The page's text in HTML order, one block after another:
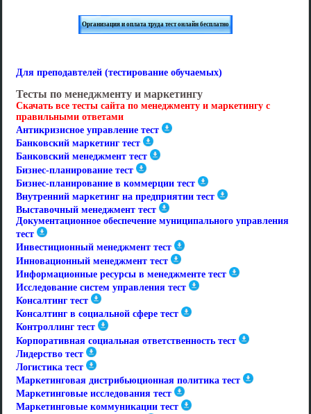
Организация и оплата труда тест онлайн бесплатно
Для преподавтелей (тестирование обучаемых)
Тесты по менеджменту и маркетингу
Скачать все тесты сайта по менеджменту и маркетингу с
правильными ответами
Антикризисное управление тест
Банковский маркетинг тест
Банковский менеджмент тест
Бизнес-планирование тест
Бизнес-планирование в коммерции тест
Внутренний маркетинг на предприятии тест
Выставочный менеджмент тест
Документационное обеспечение муниципального управления
тест
Инвестиционный менеджмент тест
Инновационный менеджмент тест
Информационные ресурсы в менеджменте тест
Исследование систем управления тест
Консалтинг тест
Консалтинг в социальной сфере тест
Контроллинг тест
Корпоративная социальная ответственность тест
Лидерство тест
Логистика тест
Маркетинговая дистрибьюционная политика тест
Маркетинговые исследования тест
Маркетинговые коммуникации тест